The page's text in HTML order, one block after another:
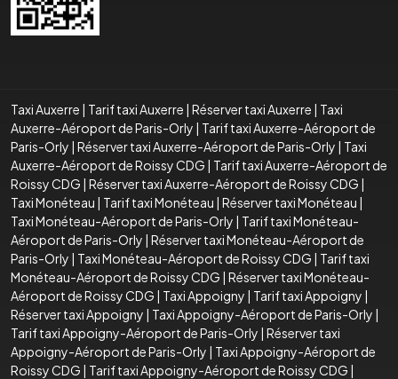
Taxi Auxerre | Tarif taxi Auxerre | Réserver taxi Auxerre | Taxi
Auxerre-Aéroport de Paris-Orly | Tarif taxi Auxerre-Aéroport de
Paris-Orly | Réserver taxi Auxerre-Aéroport de Paris-Orly | Taxi
Auxerre-Aéroport de Roissy CDG | Tarif taxi Auxerre-Aéroport de
Roissy CDG | Réserver taxi Auxerre-Aéroport de Roissy CDG |
Taxi Monéteau | Tarif taxi Monéteau | Réserver taxi Monéteau |
Taxi Monéteau-Aéroport de Paris-Orly | Tarif taxi Monéteau-
Aéroport de Paris-Orly | Réserver taxi Monéteau-Aéroport de
Paris-Orly | Taxi Monéteau-Aéroport de Roissy CDG | Tarif taxi
Monéteau-Aéroport de Roissy CDG | Réserver taxi Monéteau-
Aéroport de Roissy CDG | Taxi Appoigny | Tarif taxi Appoigny |
Réserver taxi Appoigny | Taxi Appoigny-Aéroport de Paris-Orly |
Tarif taxi Appoigny-Aéroport de Paris-Orly | Réserver taxi
Appoigny-Aéroport de Paris-Orly | Taxi Appoigny-Aéroport de
Roissy CDG | Tarif taxi Appoigny-Aéroport de Roissy CDG |